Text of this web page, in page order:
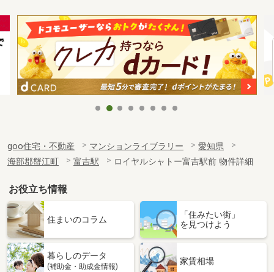
goo住宅・不動産 マンションライブラリー
愛知県
海部郡蟹江町
富吉駅 ロイヤルシャトー富吉駅前 物件詳細
お役立ち情報
住まいのコラム
「住みたい街」
を見つけよう
暮らしのデータ
(補助金・助成金情報)
家賃相場